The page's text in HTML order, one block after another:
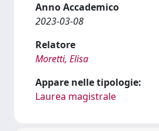
Anno Accademico
2023-03-08
Relatore
Moretti, Elisa
Appare nelle tipologie:
Laurea magistrale